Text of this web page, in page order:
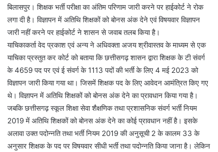
बिलासपुर। शिक्षक भर्ती परीक्षा का अंतिम परिणाम जारी करने पर हाईकोर्ट ने रोक
लगा दी है। विज्ञापन में अतिथि शिक्षकों को बोनस अंक देने एवं विषयवार विज्ञापन
जारी नहीं करने पर हाईकोर्ट ने शासन से जवाब तलब किया है।
याचिकाकर्ता वेद प्रकाश एवं अन्य ने अधिवक्ता अजय श्रीवास्तव के माध्यम से एक
याचिका प्रस्तुत कर कोर्ट को बताया कि छत्तीसगढ़ शासन द्वारा शिक्षक के टी संवर्ग
के 4659 पद पर एवं ई संवर्ग के 1113 पदों की भर्ती के लिए 4 मई 2023 को
विज्ञापन जारी किया गया था। जिसमें शिक्षक पद के लिए आवेदन आमंत्रित किए गए
थे। विज्ञापन में अतिथि शिक्षकों को बोनस अंक देने का प्रावधान किया गया है।
जबकि छत्तीसगढ़ स्कूल शिक्षा सेवा शैक्षणिक तथा प्रशासनिक संवर्ग भर्ती नियम
2019 में अतिथि शिक्षकों को बोनस अंक देने का कोई प्रावधान नहीं है। इसके
अलावा उक्त पदोन्नति तथा भर्ती नियम 2019 की अनुसूची 2 के कालम 33 के
अनुसार शिक्षक के पद पर विषयवार सीधी भर्ती तथा पदोन्नति किया जाना है। लेकिन